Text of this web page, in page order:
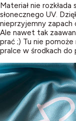
Materiał nie
słonecznego UV.
nieprzyjemny
Ale nawet tak
prać ;) Tu nie
pralce w środkach do